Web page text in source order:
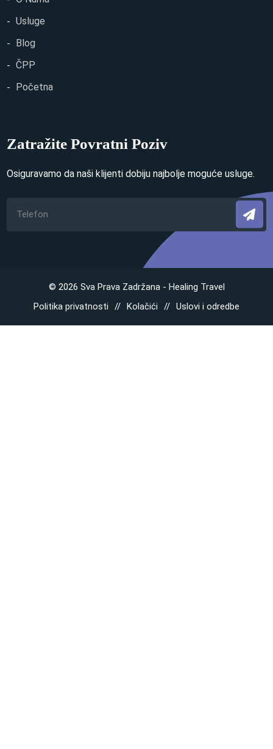
Usluge
Blog
ČPP
Početna
Zatražite Povratni Poziv
Osiguravamo da naši klijenti dobiju najbolje moguće usluge.
© 2026 Sva Prava Zadržana - Healing Travel
Politika privatnosti
Kolačići Uslovi i odredbe